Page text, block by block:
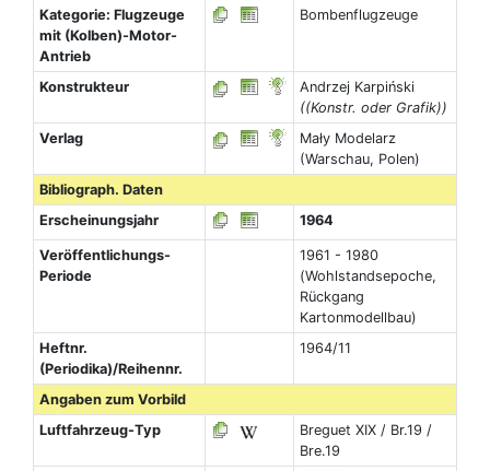
Kategorie: Flugzeuge
mit (Kolben)-Motor-
Antrieb
Bombenflugzeuge
Konstrukteur
Andrzej Karpiński
((Konstr. oder Grafik))
Verlag
Mały Modelarz
(Warschau, Polen)
Bibliograph. Daten
Erscheinungsjahr
1964
Veröffentlichungs-
Periode
1961 - 1980
(Wohlstandsepoche,
Rückgang
Kartonmodellbau)
Heftnr.
(Periodika)/Reihennr.
1964/11
Angaben zum Vorbild
Luftfahrzeug-Typ
Breguet XIX / Br.19 /
Bre.19